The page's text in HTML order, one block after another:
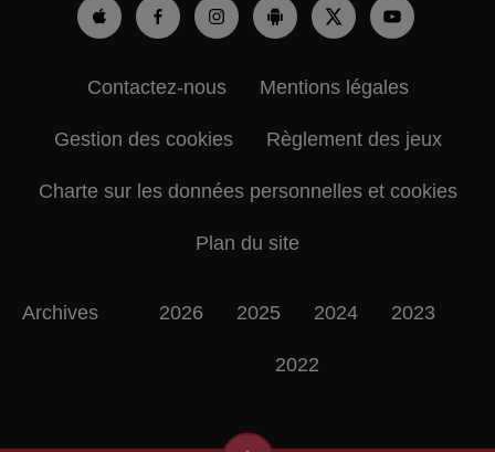
Contactez-nous Mentions légales
Gestion des cookies Règlement des jeux
Charte sur les données personnelles et cookies
Plan du site
Archives 2026 2025 2024 2023
2022